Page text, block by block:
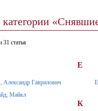
категории
31 статья
Александр Гаврилович
Майкл
Е
К